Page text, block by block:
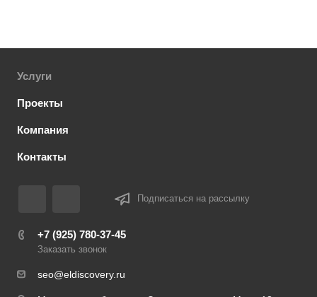
Услуги
Проекты
Компания
Контакты
Подписаться на рассылку
+7 (925) 780-37-45
Заказать звонок
seo@eldiscovery.ru